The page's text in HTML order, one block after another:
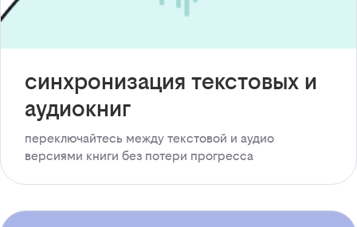
синхронизация текстовых и
аудиокниг
переключайтесь между текстовой и аудио
версиями книги без потери прогресса